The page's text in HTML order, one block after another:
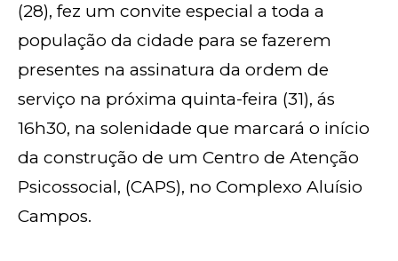
(28), fez um convite especial a toda a
população da cidade para se fazerem
presentes na assinatura da ordem de
serviço na próxima quinta-feira (31), ás
16h30, na solenidade que marcará o início
da construção de um Centro de Atenção
Psicossocial, (CAPS), no Complexo Aluísio
Campos.